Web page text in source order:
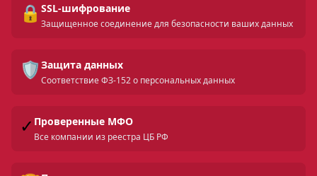
🔒 SSL-шифрование
Защищенное соединение для безопасности ваших данных
🛡️ Защита данных
Соответствие ФЗ-152 о персональных данных
✓ Проверенные МФО
Все компании из реестра ЦБ РФ